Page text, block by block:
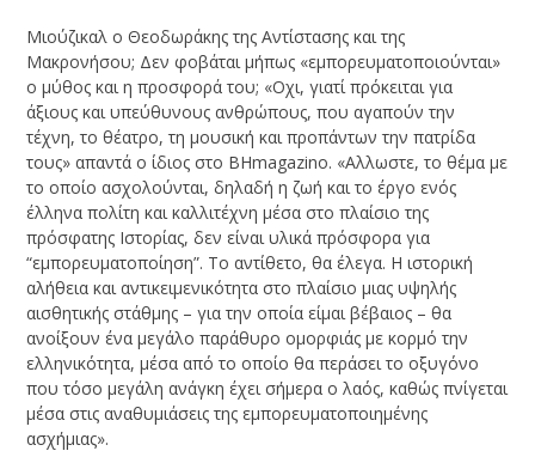
Μιούζικαλ ο Θεοδωράκης της Αντίστασης και της
Μακρονήσου; Δεν φοβάται μήπως «εμπορευματοποιούνται»
ο μύθος και η προσφορά του; «Οχι, γιατί πρόκειται για
άξιους και υπεύθυνους ανθρώπους, που αγαπούν την
τέχνη, το θέατρο, τη μουσική και προπάντων την πατρίδα
τους» απαντά ο ίδιος στο ΒHmagazino. «Αλλωστε, το θέμα με
το οποίο ασχολούνται, δηλαδή η ζωή και το έργο ενός
έλληνα πολίτη και καλλιτέχνη μέσα στο πλαίσιο της
πρόσφατης Ιστορίας, δεν είναι υλικά πρόσφορα για
“εμπορευματοποίηση”. Το αντίθετο, θα έλεγα. Η ιστορική
αλήθεια και αντικειμενικότητα στο πλαίσιο μιας υψηλής
αισθητικής στάθμης – για την οποία είμαι βέβαιος – θα
ανοίξουν ένα μεγάλο παράθυρο ομορφιάς με κορμό την
ελληνικότητα, μέσα από το οποίο θα περάσει το οξυγόνο
που τόσο μεγάλη ανάγκη έχει σήμερα ο λαός, καθώς πνίγεται
μέσα στις αναθυμιάσεις της εμπορευματοποιημένης
ασχήμιας».